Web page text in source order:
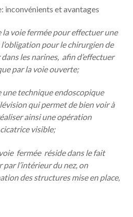
inconvénients et avantages
la voie fermée pour effectuer une
pour le chirurgien de
les narines, afin d’effectuer
par la voie ouverte;
unetechnique endoscopique
qui permet de bien voir à
ainsi une opération
visible;
fermée réside dans le fait
par l’intérieur du nez, on
des structures mise en place,